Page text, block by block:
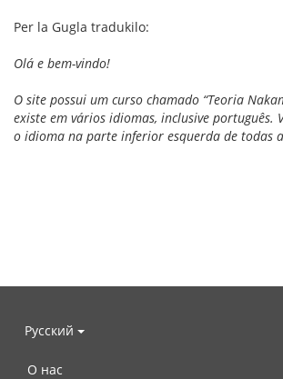
Per la Gugla tradukilo:
Olá e bem-vindo!
O site possui um curso chamado “Teoria
existe em vários idiomas, inclusive português.
o idioma na parte inferior esquerda de todas
Русский
О нас